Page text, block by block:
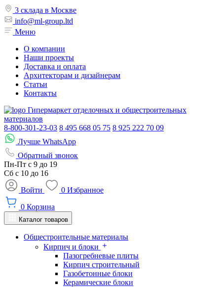
3 склада в Москве
info@ml-group.ltd
Меню
О компании
Наши проекты
Доставка и оплата
Архитекторам и дизайнерам
Статьи
Контакты
Гипермаркет отделочных и общестроительных
материалов
8-800-301-23-03 8 495 668 05 75 8 925 222 70 09
Лучше WhatsApp
Обратный звонок
Пн-Пт с 9 до 19
Сб с 10 до 16
Войти
0 Избранное
0 Корзина
Каталог товаров
Общестроительные материалы
Кирпич и блоки
Пазогребневые плиты
Кирпич строительный
Газобетонные блоки
Керамические блоки